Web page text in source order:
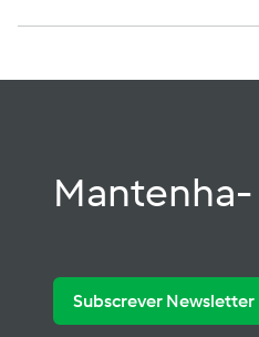
Mantenha-
Subscrever Newsletter